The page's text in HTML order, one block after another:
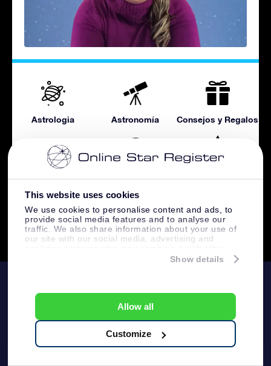
This website uses cookies
We use cookies to personalise content and ads, to
provide social media features and to analyse our
traffic. We also share information about your use of
our site with our social media, advertising and
information that you’ve provided to them or that
Show details
Allow all
Customize
Astrologia Astronomía Consejos y Regalos
Noticias
Atención
Nuestros regalos